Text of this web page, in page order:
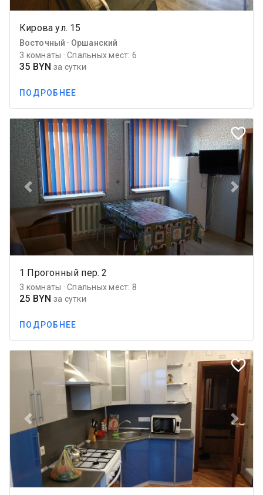
Кирова ул. 15
Восточный · Оршанский
3 комнаты · Спальных мест: 6
35 BYN за сутки
ПОДРОБНЕЕ
favorite_border
Previous Next
1 Прогонный пер. 2
3 комнаты · Спальных мест: 8
25 BYN за сутки
ПОДРОБНЕЕ
favorite_border
Previous Next